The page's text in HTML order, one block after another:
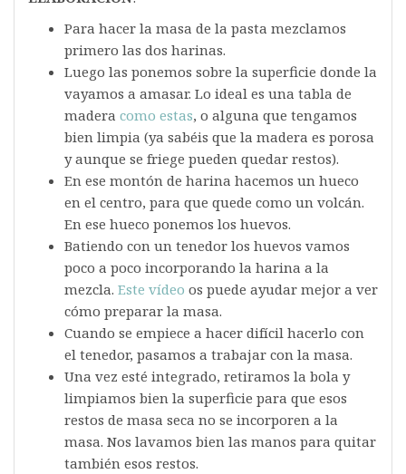
Para hacer la masa de la pasta mezclamos
primero las dos harinas.
Luego las ponemos sobre la superficie donde la
vayamos a amasar. Lo ideal es una tabla de
madera como estas, o alguna que tengamos
bien limpia (ya sabéis que la madera es porosa
y aunque se friege pueden quedar restos).
En ese montón de harina hacemos un hueco
en el centro, para que quede como un volcán.
En ese hueco ponemos los huevos.
Batiendo con un tenedor los huevos vamos
poco a poco incorporando la harina a la
mezcla. Este vídeo os puede ayudar mejor a ver
cómo preparar la masa.
Cuando se empiece a hacer difícil hacerlo con
el tenedor, pasamos a trabajar con la masa.
Una vez esté integrado, retiramos la bola y
limpiamos bien la superficie para que esos
restos de masa seca no se incorporen a la
masa. Nos lavamos bien las manos para quitar
también esos restos.